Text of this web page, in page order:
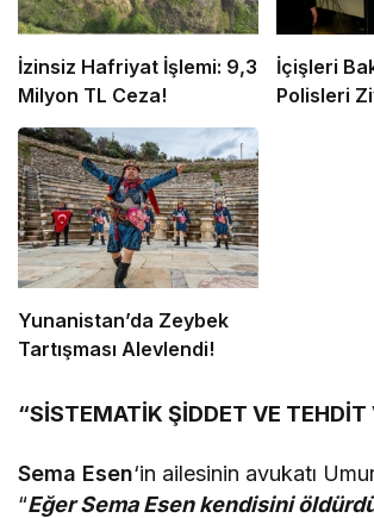
İzinsiz Hafriyat İşlemi: 9,3
Milyon TL Ceza!
İçişleri
Polisleri
Yunanistan’da Zeybek
Tartışması Alevlendi!
“SİSTEMATİK ŞİDDET VE TEHDİT
Sema Esen‘in ailesinin avukatı Umur
“Eğer Sema Esen kendisini